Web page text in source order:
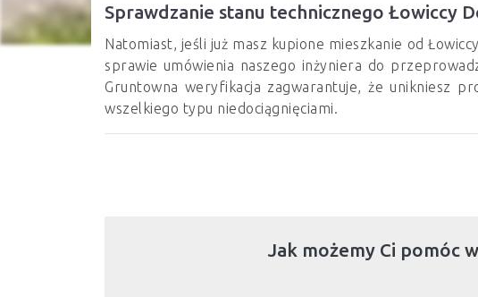
Sprawdzanie stanu technicznego Łowiccy
Natomiast, jeśli już masz kupione mieszkanie od
sprawie umówienia naszego inżyniera do
Gruntowna weryfikacja zagwarantuje, że unikniesz
wszelkiego typu niedociągnięciami.
Jak możemy Ci pomóc